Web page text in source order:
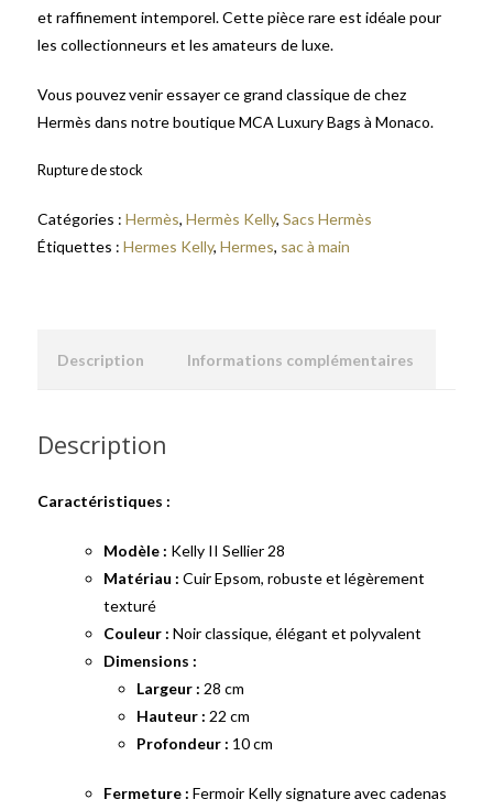
et raffinement intemporel. Cette pièce rare est idéale pour
les collectionneurs et les amateurs de luxe.
Vous pouvez venir essayer ce grand classique de chez
Hermès dans notre boutique MCA Luxury Bags à Monaco.
Rupture de stock
Catégories : Hermès, Hermès Kelly, Sacs Hermès
Étiquettes : Hermes Kelly, Hermes, sac à main
Description Informations complémentaires
Description
Caractéristiques :
Modèle : Kelly II Sellier 28
Matériau : Cuir Epsom, robuste et légèrement
texturé
Couleur : Noir classique, élégant et polyvalent
Dimensions :
Largeur : 28 cm
Hauteur : 22 cm
Profondeur : 10 cm
Fermeture : Fermoir Kelly signature avec cadenas